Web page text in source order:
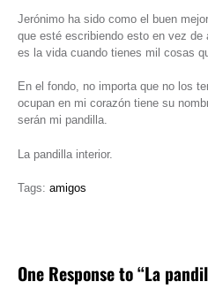
Jerónimo ha sido como el buen
que esté escribiendo esto en vez
es la vida cuando tienes mil cosas
En el fondo, no importa que no los
ocupan en mi corazón tiene su
serán mi pandilla.
La pandilla interior.
Tags: amigos
One Response to “La